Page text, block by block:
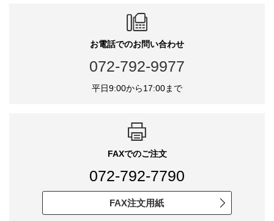
お電話でのお問い合わせ
072-792-9977
平日9:00から17:00まで
FAXでのご注文
072-792-7790
FAX注文用紙